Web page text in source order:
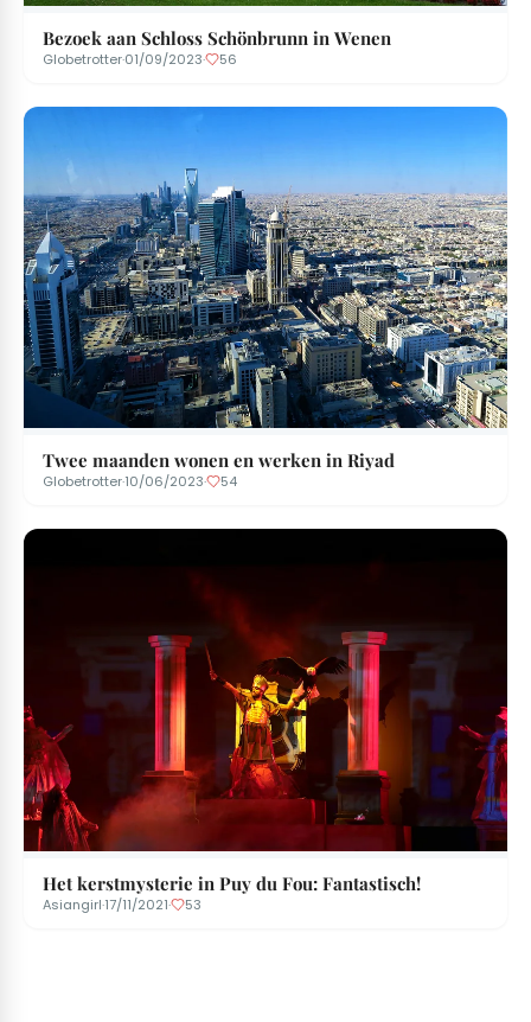
Bezoek aan Schloss Schönbrunn in Wenen
Globetrotter·01/09/2023· 56
Twee maanden wonen en werken in Riyad
Globetrotter·10/06/2023· 54
Het kerstmysterie in Puy du Fou: Fantastisch!
Asiangirl·17/11/2021· 53